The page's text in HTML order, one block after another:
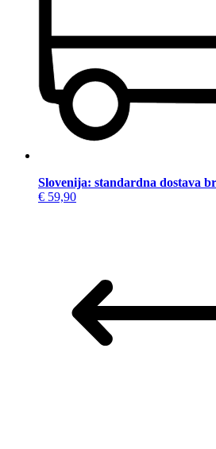
Slovenija: standardna dostava
€ 59,90